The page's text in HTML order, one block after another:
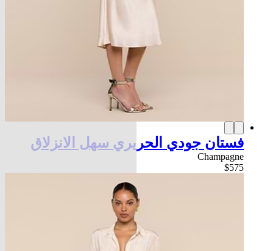
فستان جودي الحريري سهل الانزلاق
Champagne
$575